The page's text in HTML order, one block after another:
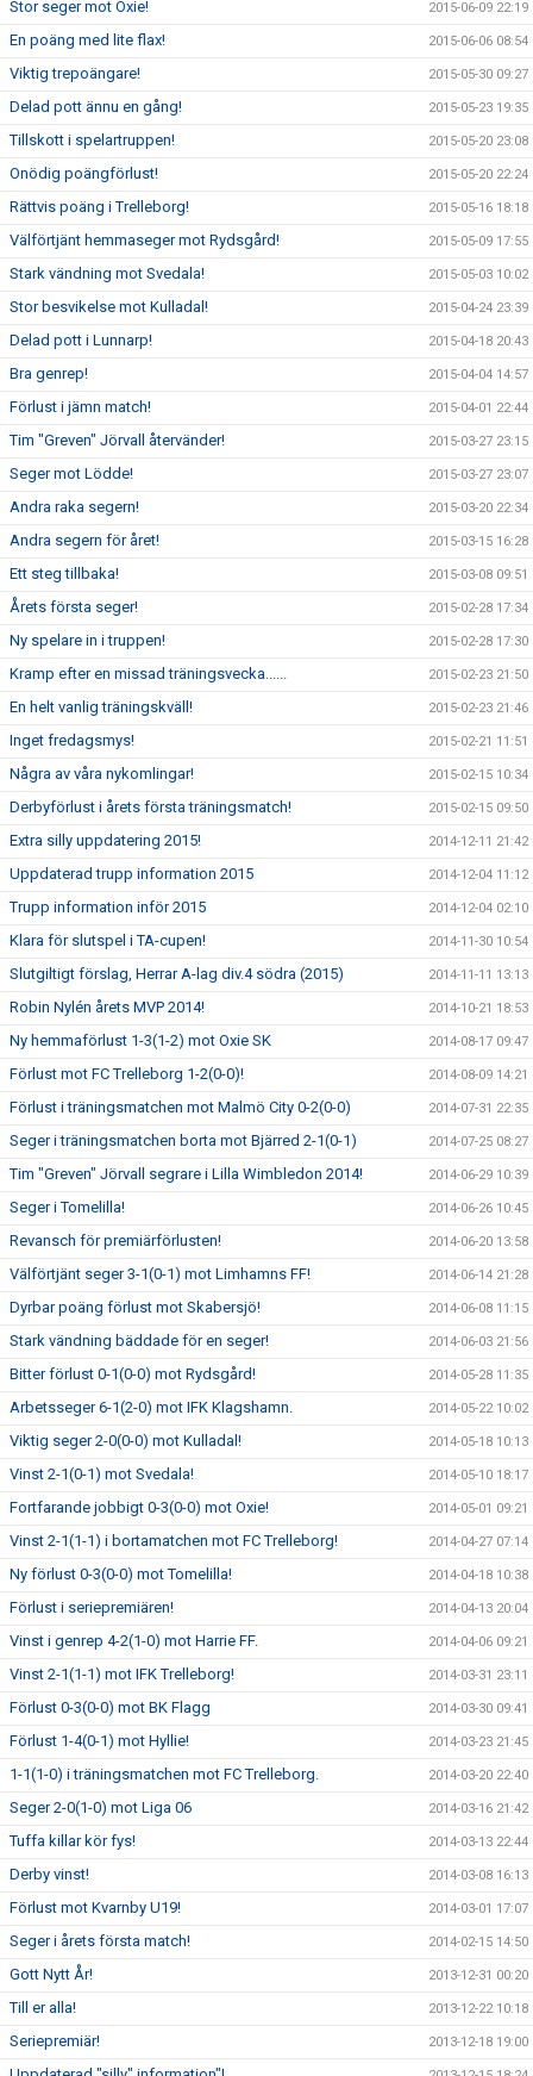
Stor seger mot Oxie! 2015-06-09 22:19
En poäng med lite flax! 2015-06-06 08:54
Viktig trepoängare! 2015-05-30 09:27
Delad pott ännu en gång! 2015-05-23 19:35
Tillskott i spelartruppen! 2015-05-20 23:08
Onödig poängförlust! 2015-05-20 22:24
Rättvis poäng i Trelleborg! 2015-05-16 18:18
Välförtjänt hemmaseger mot Rydsgård! 2015-05-09 17:55
Stark vändning mot Svedala! 2015-05-03 10:02
Stor besvikelse mot Kulladal! 2015-04-24 23:39
Delad pott i Lunnarp! 2015-04-18 20:43
Bra genrep! 2015-04-04 14:57
Förlust i jämn match! 2015-04-01 22:44
Tim "Greven" Jörvall återvänder! 2015-03-27 23:15
Seger mot Lödde! 2015-03-27 23:07
Andra raka segern! 2015-03-20 22:34
Andra segern för året! 2015-03-15 16:28
Ett steg tillbaka! 2015-03-08 09:51
Årets första seger! 2015-02-28 17:34
Ny spelare in i truppen! 2015-02-28 17:30
Kramp efter en missad träningsvecka...... 2015-02-23 21:50
En helt vanlig träningskväll! 2015-02-23 21:46
Inget fredagsmys! 2015-02-21 11:51
Några av våra nykomlingar! 2015-02-15 10:34
Derbyförlust i årets första träningsmatch! 2015-02-15 09:50
Extra silly uppdatering 2015! 2014-12-11 21:42
Uppdaterad trupp information 2015 2014-12-04 11:12
Trupp information inför 2015 2014-12-04 02:10
Klara för slutspel i TA-cupen! 2014-11-30 10:54
Slutgiltigt förslag, Herrar A-lag div.4 södra (2015) 2014-11-11 13:13
Robin Nylén årets MVP 2014! 2014-10-21 18:53
Ny hemmaförlust 1-3(1-2) mot Oxie SK 2014-08-17 09:47
Förlust mot FC Trelleborg 1-2(0-0)! 2014-08-09 14:21
Förlust i träningsmatchen mot Malmö City 0-2(0-0) 2014-07-31 22:35
Seger i träningsmatchen borta mot Bjärred 2-1(0-1) 2014-07-25 08:27
Tim "Greven" Jörvall segrare i Lilla Wimbledon 2014! 2014-06-29 10:39
Seger i Tomelilla! 2014-06-26 10:45
Revansch för premiärförlusten! 2014-06-20 13:58
Välförtjänt seger 3-1(0-1) mot Limhamns FF! 2014-06-14 21:28
Dyrbar poäng förlust mot Skabersjö! 2014-06-08 11:15
Stark vändning bäddade för en seger! 2014-06-03 21:56
Bitter förlust 0-1(0-0) mot Rydsgård! 2014-05-28 11:35
Arbetsseger 6-1(2-0) mot IFK Klagshamn. 2014-05-22 10:02
Viktig seger 2-0(0-0) mot Kulladal! 2014-05-18 10:13
Vinst 2-1(0-1) mot Svedala! 2014-05-10 18:17
Fortfarande jobbigt 0-3(0-0) mot Oxie! 2014-05-01 09:21
Vinst 2-1(1-1) i bortamatchen mot FC Trelleborg! 2014-04-27 07:14
Ny förlust 0-3(0-0) mot Tomelilla! 2014-04-18 10:38
Förlust i seriepremiären! 2014-04-13 20:04
Vinst i genrep 4-2(1-0) mot Harrie FF. 2014-04-06 09:21
Vinst 2-1(1-1) mot IFK Trelleborg! 2014-03-31 23:11
Förlust 0-3(0-0) mot BK Flagg 2014-03-30 09:41
Förlust 1-4(0-1) mot Hyllie! 2014-03-23 21:45
1-1(1-0) i träningsmatchen mot FC Trelleborg. 2014-03-20 22:40
Seger 2-0(1-0) mot Liga 06 2014-03-16 21:42
Tuffa killar kör fys! 2014-03-13 22:44
Derby vinst! 2014-03-08 16:13
Förlust mot Kvarnby U19! 2014-03-01 17:07
Seger i årets första match! 2014-02-15 14:50
Gott Nytt År! 2013-12-31 00:20
Till er alla! 2013-12-22 10:18
Seriepremiär! 2013-12-18 19:00